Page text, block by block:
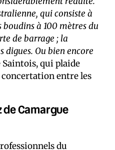
qui consiste à
boudins à 100 mètres du
de barrage ; la
digues. Ou bien encore
Saintois, qui plaide
entre les
Camargue
du